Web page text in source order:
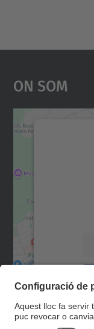
On Som